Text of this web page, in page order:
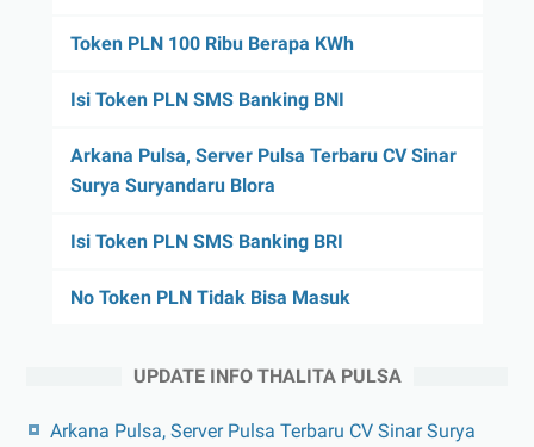
Token PLN 100 Ribu Berapa KWh
Isi Token PLN SMS Banking BNI
Arkana Pulsa, Server Pulsa Terbaru CV Sinar
Surya Suryandaru Blora
Isi Token PLN SMS Banking BRI
No Token PLN Tidak Bisa Masuk
UPDATE INFO THALITA PULSA
Arkana Pulsa, Server Pulsa Terbaru CV Sinar Surya